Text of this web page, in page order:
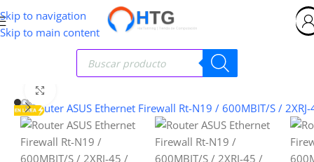
Skip to navigation
Skip to main content